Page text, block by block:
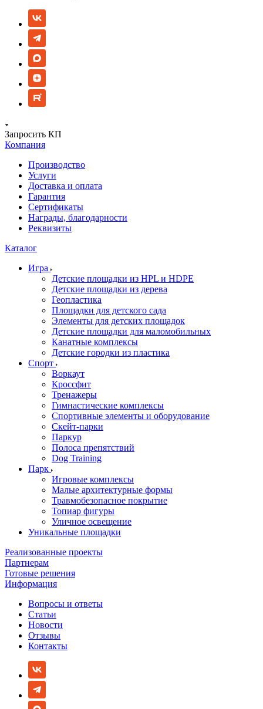
Запросить КП
Компания
Производство
Услуги
Доставка и оплата
Гарантия
Сертификаты
Награды, благодарности
Реквизиты
Каталог
Игра
Детские площадки из HPL и HDPE
Детские площадки из дерева
Геопластика
Площадки для детского сада
Элементы для детских площадок
Детские площадки для маломобильных
Канатные комплексы
Детские городки из пластика
Спорт
Воркаут
Кроссфит
Тренажеры
Гимнастические комплексы
Спортивные элементы и оборудование
Скейт-парки
Паркур
Полоса препятствий
Dog Training
Парк
Игровые комплексы
Малые архитектурные формы
Травмобезопасное покрытие
Топиар фигуры
Уличное освещение
Уникальные площадки
Реализованные проекты
Партнерам
Готовые решения
Информация
Вопросы и ответы
Статьи
Новости
Отзывы
Контакты